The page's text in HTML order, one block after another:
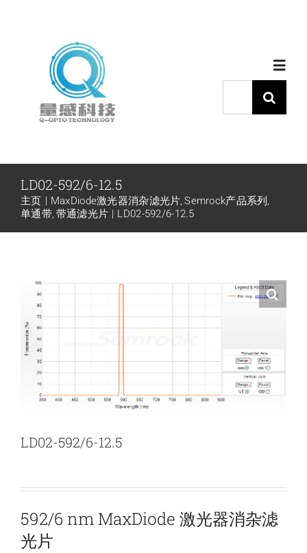
产品中心
代理品牌
下载中心
新闻和活动
关于量感
联系我们
索：
LD02-592/6-12.5
主页 MaxDiode激光器消杂滤光片 Semrock产品系列
单通带 带通滤光片 LD02-592/6-12.5
LD02-592/6-12.5
592/6 nm MaxDiode 激光器消杂滤
光片